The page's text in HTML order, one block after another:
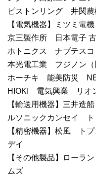
ピストンリング 井関農
【電気機器】ミツミ
京三製作所 日本電子
ホトニクス ナブテス
本光電工業 フジノン
ホーチキ 能美防災
HIOKI 電気興業 リオ
【輸送用機器】三井
ルソニックカンセイ ト
【精密機器】松風 ト
デイ
【その他製品】ローラ
ムズ